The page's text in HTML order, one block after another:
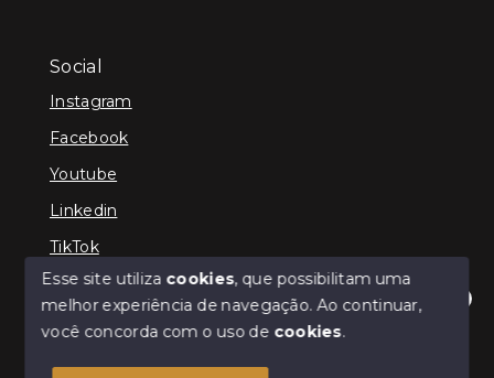
Olá! Estamos disponíveis para te ajudar.
Social
Instagram
Facebook
Youtube
Linkedin
TikTok
© Copyright 2026 - TEFE IMÓVEIS - Todos os direitos
Esse site utiliza cookies, que possibilitam uma
melhor experiência de navegação.Ao continuar,
você concorda com o uso de cookies.